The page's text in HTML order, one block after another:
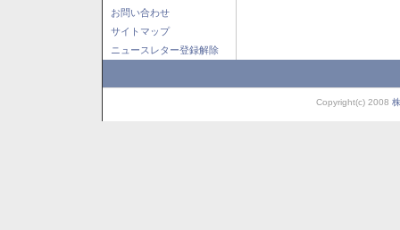
お問い合わせ
サイトマップ
ニュースレター登録解除
Copyright(c) 2008